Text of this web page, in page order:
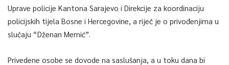
Uprave policije Kantona Sarajevo i Direkcije za koordinaciju
policijskih tijela Bosne i Hercegovine, a riječ je o privođenjima u
slučaju “Dženan Memić”.
Privedene osobe se dovode na saslušanja, a u toku dana bi